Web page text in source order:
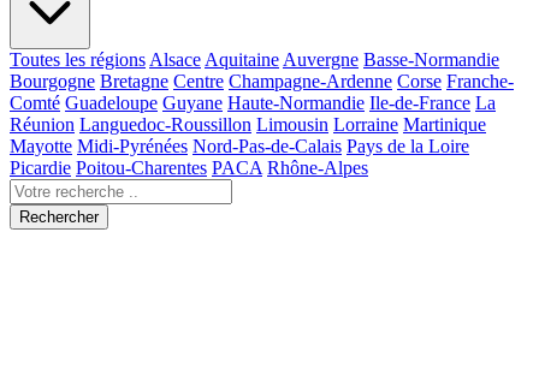
Toutes les régions Alsace Aquitaine Auvergne Basse-Normandie
Bourgogne Bretagne Centre Champagne-Ardenne Corse Franche-
Comté Guadeloupe Guyane Haute-Normandie Ile-de-France La
Réunion Languedoc-Roussillon Limousin Lorraine Martinique
Mayotte Midi-Pyrénées Nord-Pas-de-Calais Pays de la Loire
Picardie Poitou-Charentes PACA Rhône-Alpes
Rechercher